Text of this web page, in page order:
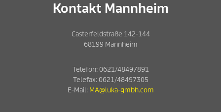
Kontakt Mannheim
Casterfeldstraße 142-144
68199 Mannheim
Telefon: 0621/48497891
Telefax: 0621/48497305
E-Mail: MA@luka-gmbh.com